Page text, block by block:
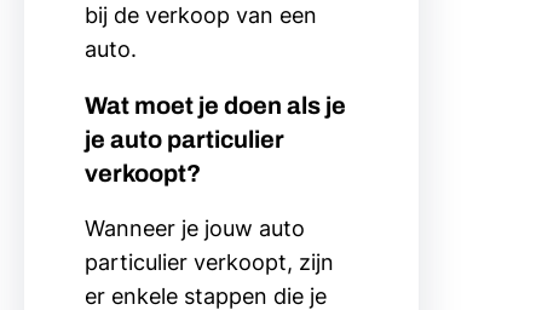
bij de verkoop van een
auto.
Wat moet je doen als je
je auto particulier
verkoopt?
Wanneer je jouw auto
particulier verkoopt, zijn
er enkele stappen die je